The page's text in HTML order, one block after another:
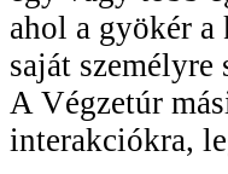
ahol a gyökér
saját
A Végzetúr
interakciókra,